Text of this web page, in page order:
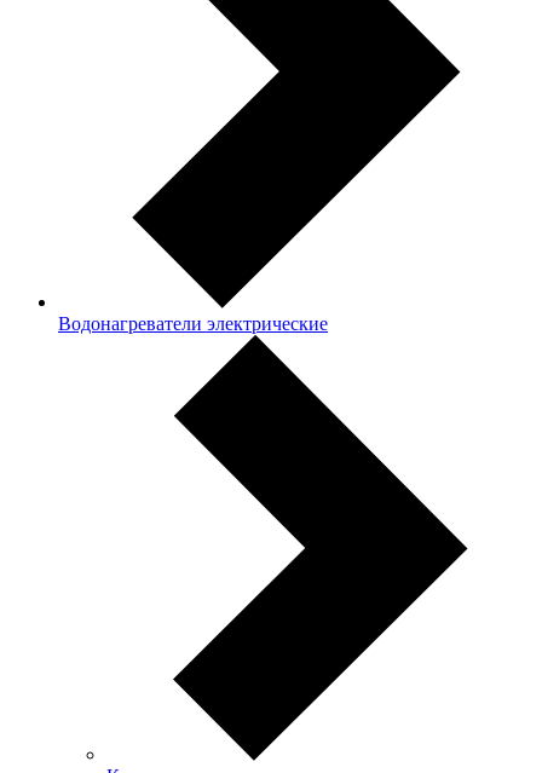
Водонагреватели электрические